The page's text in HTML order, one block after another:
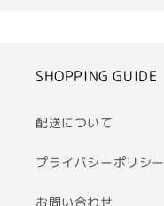
SHOPPING GUIDE
配送について
プライバシーポリシー
お問い合わせ